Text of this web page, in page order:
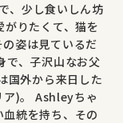
、少し食いしん坊
がりたくて、猫を
姿は見ているだ
で、子沢山なお父
国外から来日した
ア)。 Ashleyちゃ
統を持ち、その